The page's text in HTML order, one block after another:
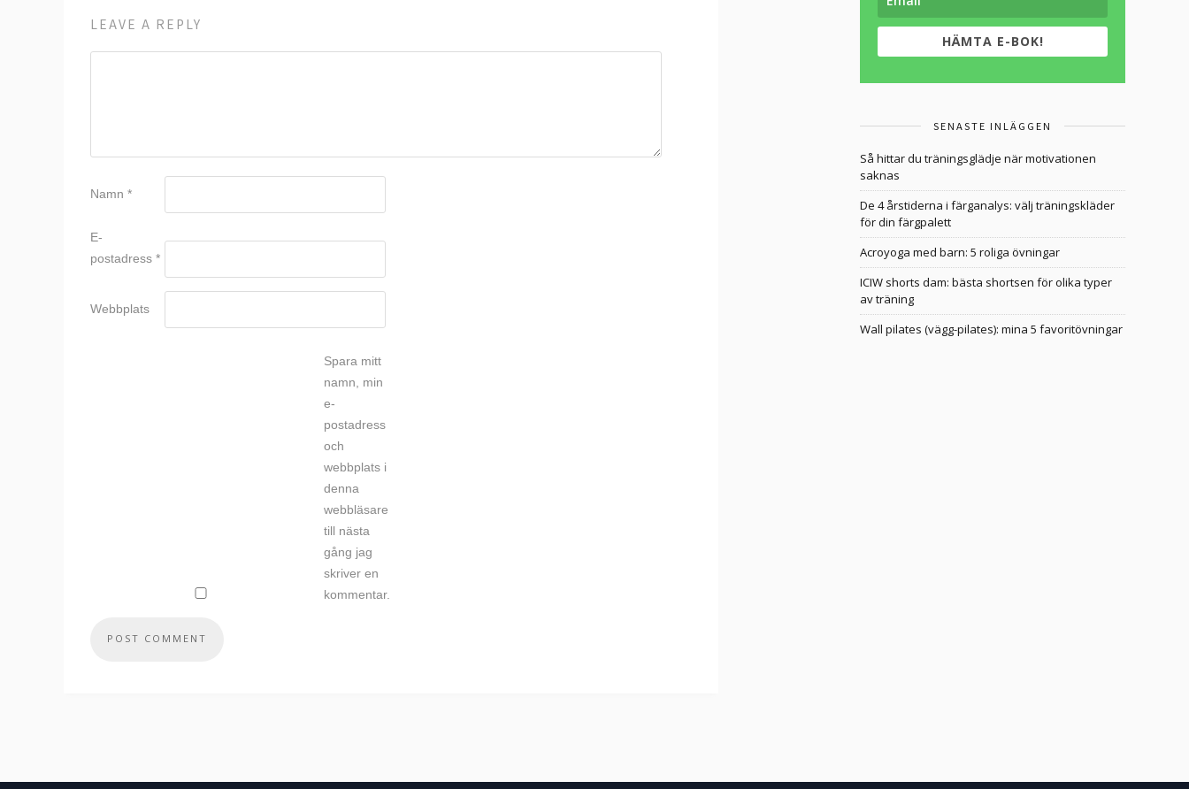
LEAVE A REPLY
Namn *
E-
postadress *
Webbplats
Spara mitt
namn, min
e-
postadress
och
webbplats i
denna
webbläsare
till nästa
gång jag
skriver en
kommentar.
HÄMTA E-BOK!
SENASTE INLÄGGEN
Så hittar du träningsglädje när motivationen
saknas
De 4 årstiderna i färganalys: välj träningskläder
för din färgpalett
Acroyoga med barn: 5 roliga övningar
ICIW shorts dam: bästa shortsen för olika typer
av träning
Wall pilates (vägg-pilates): mina 5 favoritövningar